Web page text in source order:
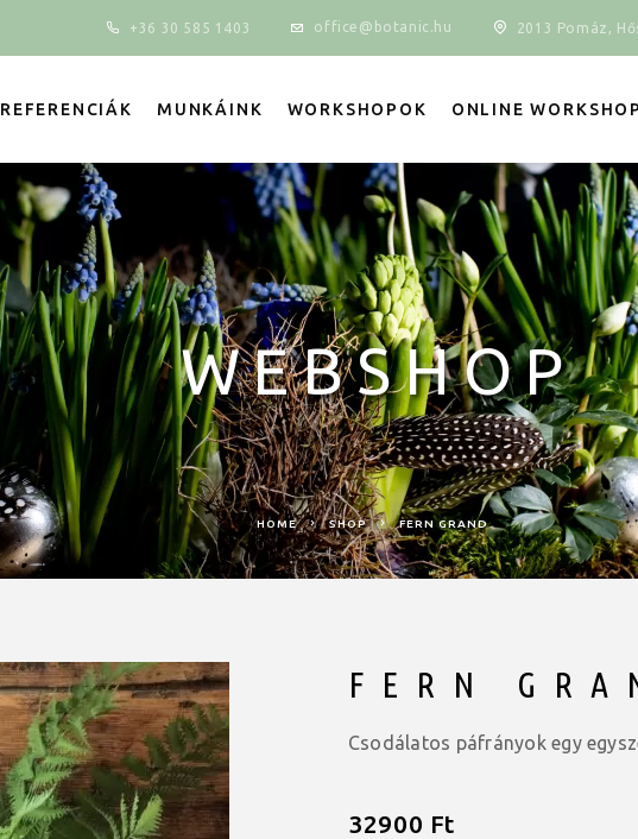
+36 30 585 1403 office@botanic.hu 2013 Pomáz,
REFERENCIÁK MUNKÁINK WORKSHOPOK ONLINE
WEBSHOP
HOME SHOP FERN GRAND
FERN
Csodálatos páfrányok egy
32900 Ft